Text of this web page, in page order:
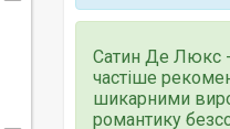
Сатин Де Люкс -
частіше
шикарними
романтику